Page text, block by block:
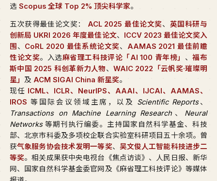
选 Scopus 全球 Top 2% 顶尖科学家。
五次获得最佳论文奖： ACL 2025 最佳论文奖、 英国科研与
创新局 UKRI 2026 年度最佳论文、 ICCV 2023 最佳论文奖入
围 、 CoRL 2020 最佳系统论文奖、 AAMAS 2021 最佳前瞻
性论文奖。入选麻省理工科技评论「AI 100 青年榜」 、福布
斯中国 2025 科创革新力人物、WAIC 2022「云帆奖·璀璨明
星」 及 ACM SIGAI China 新星奖。
现任 ICML、ICLR、NeurIPS、AAAI、IJCAI、AAMAS、
IROS 等国际会议领域主席，以及 Scientific Reports、
Transactions on Machine Learning Research 、 Neural
Networks等期刊执行编委。主持国家自然科学基金、科技
部、北京市科委及多项校企联合实验室科研项目五十余项。曾
获气象服务协会技术发明一等奖、 吴文俊人工智能科技进步二
等奖。相关成果获中央电视台《焦点访谈》、人民日报、新华
网、国家自然科学基金委官网及《麻省理工科技评论》等媒体